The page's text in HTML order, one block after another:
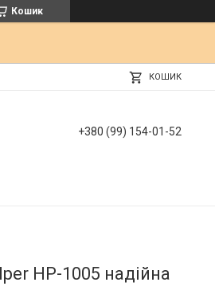
Кошик
КОШИК
+380 (99) 154-01-52
HP-1005 надійна